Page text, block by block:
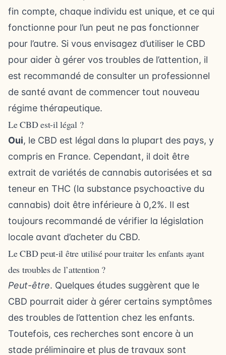
fin compte, chaque individu est unique, et ce qui
fonctionne pour l’un peut ne pas fonctionner
pour l’autre. Si vous envisagez d’utiliser le CBD
pour aider à gérer vos troubles de l’attention, il
est recommandé de consulter un professionnel
de santé avant de commencer tout nouveau
régime thérapeutique.
Le CBD est-il légal ?
Oui, le CBD est légal dans la plupart des pays, y
compris en France. Cependant, il doit être
extrait de variétés de cannabis autorisées et sa
teneur en THC (la substance psychoactive du
cannabis) doit être inférieure à 0,2%. Il est
toujours recommandé de vérifier la législation
locale avant d’acheter du CBD.
Le CBD peut-il être utilisé pour traiter les enfants ayant
des troubles de l’attention ?
Peut-être. Quelques études suggèrent que le
CBD pourrait aider à gérer certains symptômes
des troubles de l’attention chez les enfants.
Toutefois, ces recherches sont encore à un
stade préliminaire et plus de travaux sont